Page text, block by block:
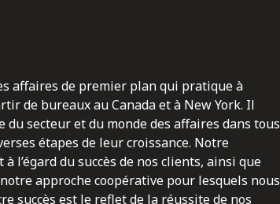
affaires de premier plan qui pratique à
de bureaux au Canada et à New York. Il
secteur et du monde des affaires dans tous
étapes de leur croissance. Notre
l’égard du succès de nos clients, ainsi que
approche coopérative pour lesquels nous
succès est le reflet de la réussite de nos